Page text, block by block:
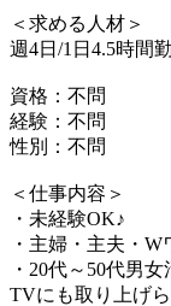
＜求める人材＞
週4日/1日4.5時間
資格：不問
経験：不問
性別：不問
＜仕事内容＞
・未経験OK♪
・主婦・主夫・
・20代～50代男女
TVにも取り上げ